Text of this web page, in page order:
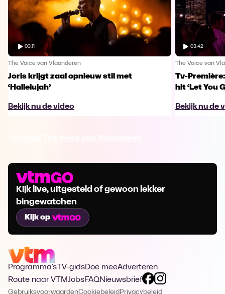
03:11
The Voice van Vlaanderen
Joris krijgt zaal opnieuw stil met
‘Hallelujah’
Bekijk nu de video
03:42
The Voice van
Tv-
hit ‘Let You
Bekijk nu de
Kijk live, uitgesteld of gewoon lekker
bingewatchen
Kijk op
Programma's TV-gidsDoe meeAdverteren
Route naar VTMJobsFAQNieuwsbrief
GebruiksvoorwaardenCookiebeleid Privacybeleid